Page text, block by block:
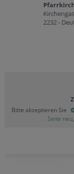
2232 -
Bitte akzeptieren Sie
Seite neu